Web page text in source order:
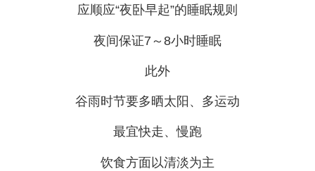
应顺应“夜卧早起”的睡眠规则
夜间保证7～8小时睡眠
此外
谷雨时节要多晒太阳、多运动
最宜快走、慢跑
饮食方面以清淡为主